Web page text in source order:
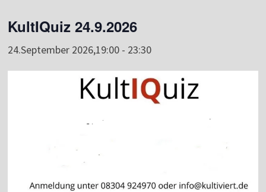
KultIQuiz 24.9.2026
24.September 2026,19:00- 23:30